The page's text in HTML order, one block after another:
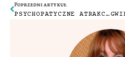
Poprzedni artykuł
PSYCHOPATYCZNE ATRAKCJE TURYSTYCZNE: POLE LAWENDY W LONDYNIE